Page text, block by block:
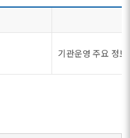
기관운영 주요 정